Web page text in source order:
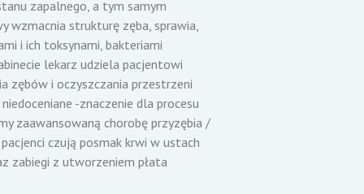
zapalnego, a tym samym
wzmacnia strukturę zęba, sprawia,
i ich toksynami, bakteriami
lekarz udziela pacjentowi
zębów i oczyszczania przestrzeni
-znaczenie dla procesu
zaawansowaną chorobę przyzębia /
czują posmak krwi w ustach
zabiegi z utworzeniem płata